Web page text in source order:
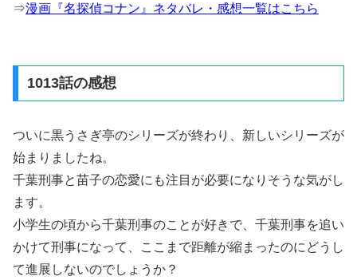
⇒漫画『名探偵コナン』ネタバレ・感想一覧はこちら
1013話の感想
ついに黒うさぎ亭のシリーズが終わり、新しいシリーズが
始まりましたね。
千葉刑事と苗子の恋愛にも注目が必要になりそうな気がし
ます。
小学生の頃から千葉刑事のことが好きで、千葉刑事を追い
かけて刑事になって、ここまで距離が縮まったのにどうし
て進展しないのでしょうか？